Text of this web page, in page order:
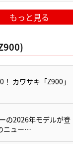
もっと見る
カワサキ「Z900」
の2026年モデルが登
ニュー…